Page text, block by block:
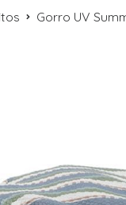
Gorro UV